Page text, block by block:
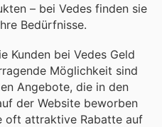
– bei Vedes finden sie
Bedürfnisse.
Kunden bei Vedes Geld
Möglichkeit sind
Angebote, die in den
der Website beworben
oft attraktive Rabatte auf